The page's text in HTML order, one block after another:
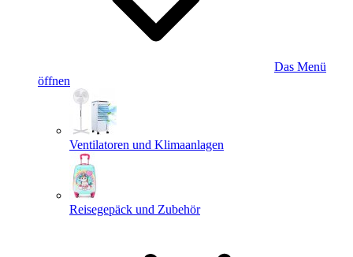
Das Menü
öffnen
Ventilatoren und Klimaanlagen
Reisegepäck und Zubehör